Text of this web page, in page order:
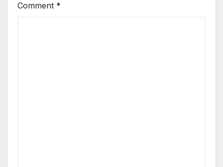
Comment *